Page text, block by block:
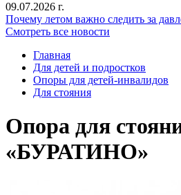
09.07.2026 г.
Почему летом важно следить за
Смотреть все новости
Главная
Для детей и подростков
Опоры для детей-инвалидов
Для стояния
Опора для
«БУРАТИНО»